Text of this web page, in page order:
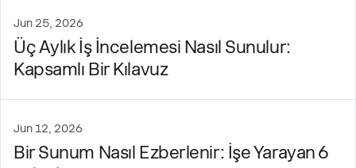
Jun 25, 2026
Üç Aylık İş İncelemesi Nasıl Sunulur:
Kapsamlı Bir Kılavuz
Jun 12, 2026
Bir Sunum Nasıl Ezberlenir: İşe Yarayan 6